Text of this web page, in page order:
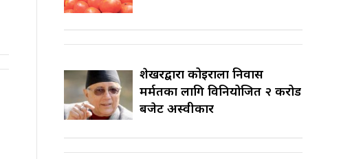
शेखरद्वारा कोइराला निवास
मर्मतका लागि विनियोजित २ करोड
बजेट अस्वीकार